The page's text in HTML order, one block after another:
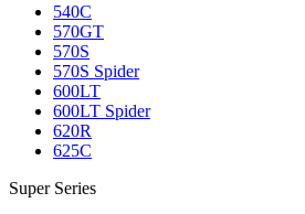
540C
570GT
570S
570S Spider
600LT
600LT Spider
620R
625C
Super Series